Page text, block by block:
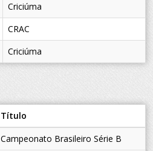
Criciúma
CRAC
Criciúma
Título
Campeonato Brasileiro Série B